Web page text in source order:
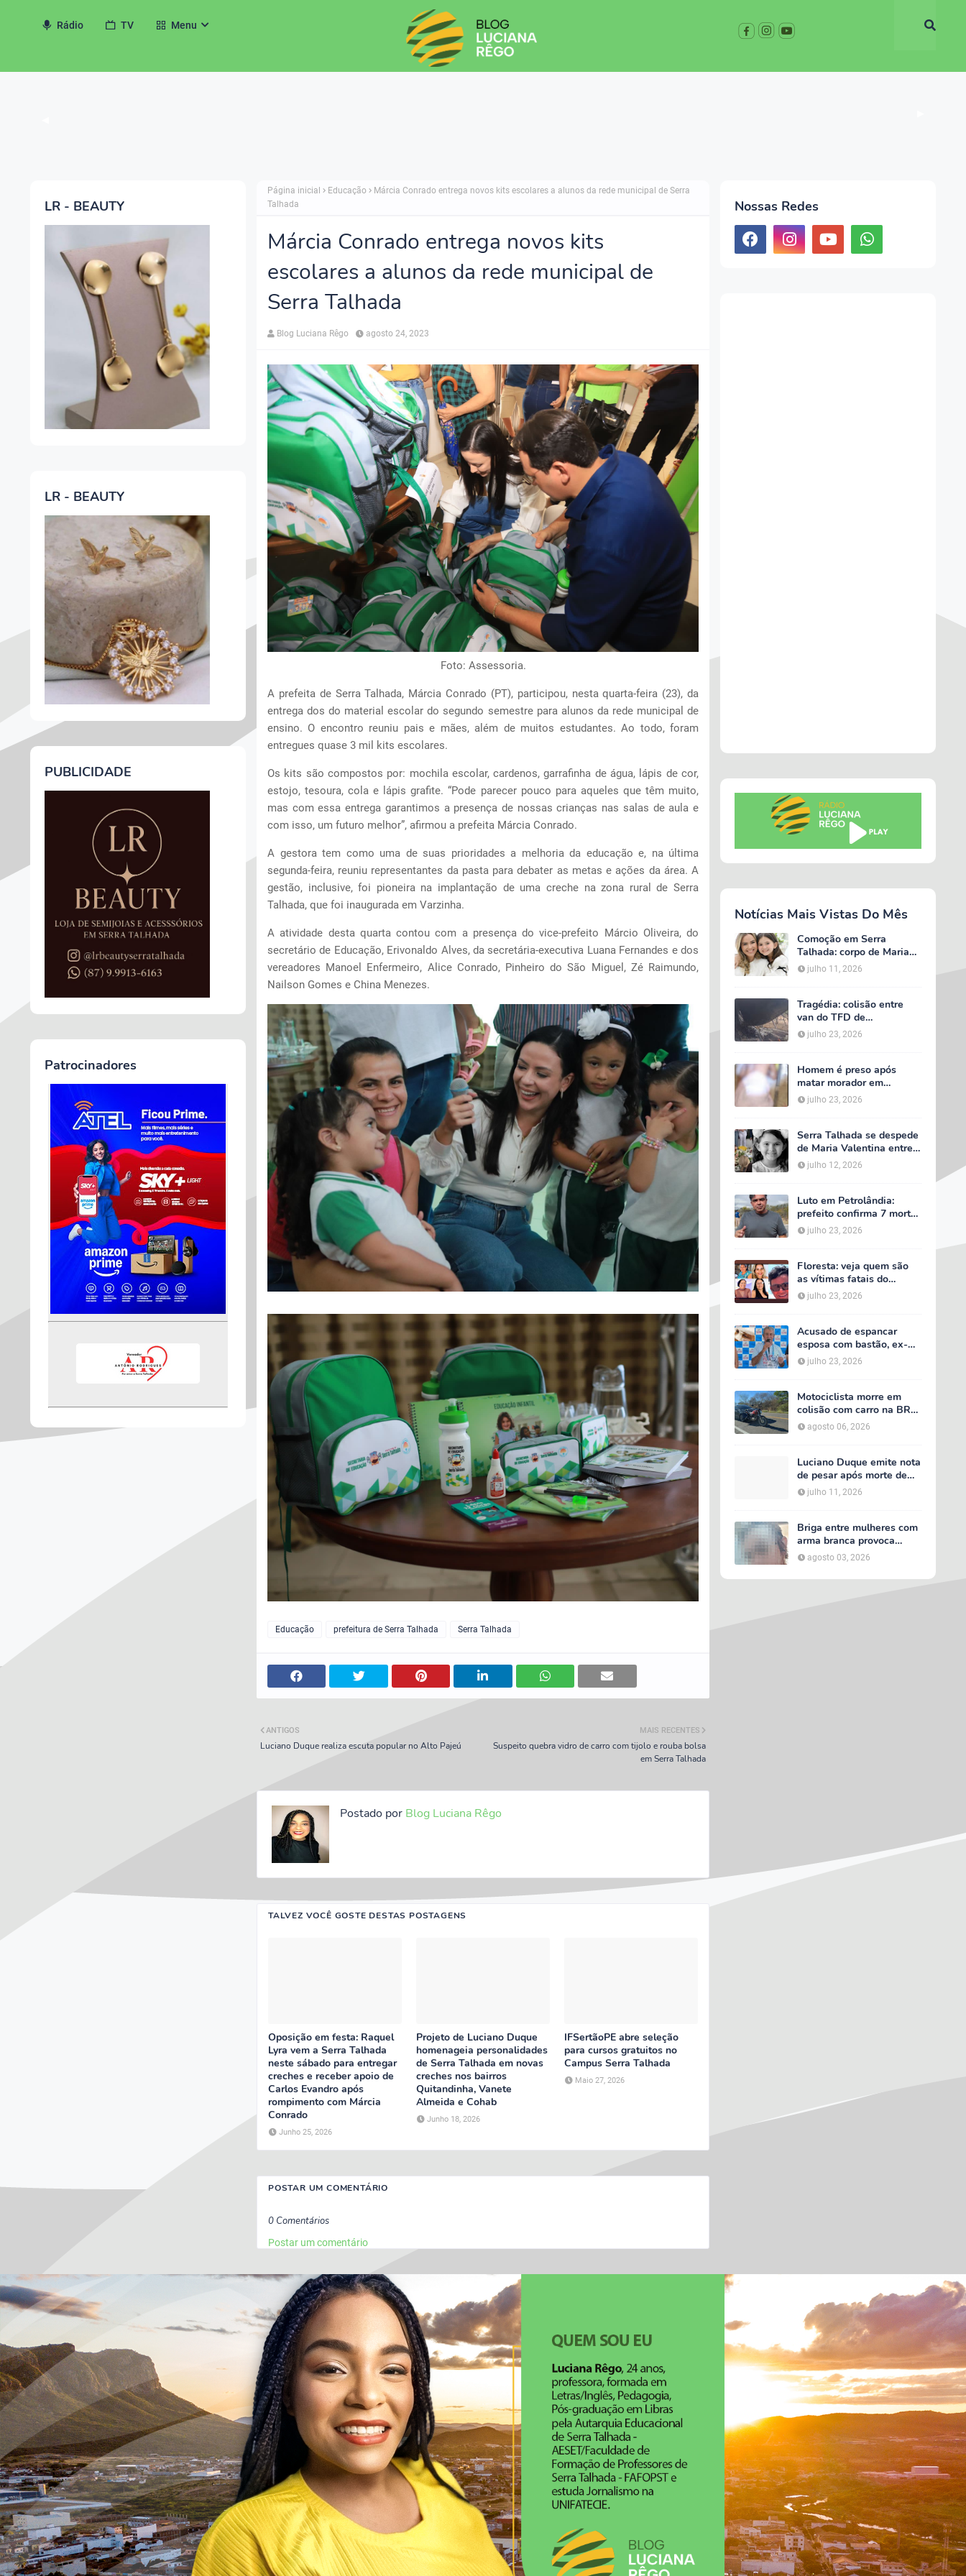
Rádio TV Menu
LR - BEAUTY
LR - BEAUTY
PUBLICIDADE
Patrocinadores
Página inicial Educação
Márcia Conrado entrega novos kits escolares a alunos da rede municipal de Serra
Talhada
Márcia Conrado entrega novos kits
escolares a alunos da rede municipal de
Serra Talhada
Blog Luciana Rêgo agosto 24, 2023
Foto: Assessoria.
A prefeita de Serra Talhada, Márcia Conrado (PT), participou, nesta quarta-feira (23), da
entrega dos do material escolar do segundo semestre para alunos da rede municipal de
ensino. O encontro reuniu pais e mães, além de muitos estudantes. Ao todo, foram
entregues quase 3 mil kits escolares.
Os kits são compostos por: mochila escolar, cardenos, garrafinha de água, lápis de cor,
estojo, tesoura, cola e lápis grafite. “Pode parecer pouco para aqueles que têm muito,
mas com essa entrega garantimos a presença de nossas crianças nas salas de aula e
com isso, um futuro melhor”, afirmou a prefeita Márcia Conrado.
A gestora tem como uma de suas prioridades a melhoria da educação e, na última
segunda-feira, reuniu representantes da pasta para debater as metas e ações da área. A
gestão, inclusive, foi pioneira na implantação de uma creche na zona rural de Serra
Talhada, que foi inaugurada em Varzinha.
A atividade desta quarta contou com a presença do vice-prefeito Márcio Oliveira, do
secretário de Educação, Erivonaldo Alves, da secretária-executiva Luana Fernandes e dos
vereadores Manoel Enfermeiro, Alice Conrado, Pinheiro do São Miguel, Zé Raimundo,
Nailson Gomes e China Menezes.
Educação prefeitura de Serra Talhada Serra Talhada
MAIS RECENTES
Suspeito quebra vidro de carro com tijolo e rouba bolsa
em Serra Talhada
ANTIGOS
Luciano Duque realiza escuta popular no Alto Pajeú
Postado por Blog Luciana Rêgo
TALVEZ VOCÊ GOSTE DESTAS POSTAGENS
Oposição em festa: Raquel
Lyra vem a Serra Talhada
neste sábado para entregar
creches e receber apoio de
Carlos Evandro após
rompimento com Márcia
Conrado
Junho 25, 2026
Projeto de Luciano Duque
homenageia personalidades
de Serra Talhada em novas
creches nos bairros
Quitandinha, Vanete
Almeida e Cohab
Junho 18, 2026
IFSertãoPE abre seleção
para cursos gratuitos no
Campus Serra Talhada
Maio 27, 2026
POSTAR UM COMENTÁRIO
0 Comentários
Postar um comentário
Nossas Redes
Notícias Mais Vistas Do Mês
Comoção em Serra
Talhada: corpo de Maria
Valentina é liberado e
velório começa às 5h
julho 11, 2026
Tragédia: colisão entre
van do TFD de
Petrolândia e caminhão
deixa sete mortos em
julho 23, 2026
Homem é preso após
matar morador em
situação de rua e espalhar
sal sobre o corpo em
julho 23, 2026
Serra Talhada se despede
de Maria Valentina entre
lágrimas, louvores e uma
multidão que caminhou ao
julho 12, 2026
Luto em Petrolândia:
prefeito confirma 7 mortes
e 4 feridos em tragédia
com van do TFD e decreta
julho 23, 2026
Floresta: veja quem são
as vítimas fatais do
acidente entre van do TFD
e caminhão na PE-360
julho 23, 2026
Acusado de espancar
esposa com bastão, ex-
secretário de Calumbi
será julgado por tentativa
julho 23, 2026
Motociclista morre em
colisão com carro na BR-
232, em Serra Talhada
agosto 06, 2026
Luciano Duque emite nota
de pesar após morte de
Maria Valentina; Márcia
Conrado decreta luto
Serra Talhada
julho 11, 2026
Briga entre mulheres com
arma branca provoca
tumulto em loja no bairro
AABB, em Serra Talhada
agosto 03, 2026